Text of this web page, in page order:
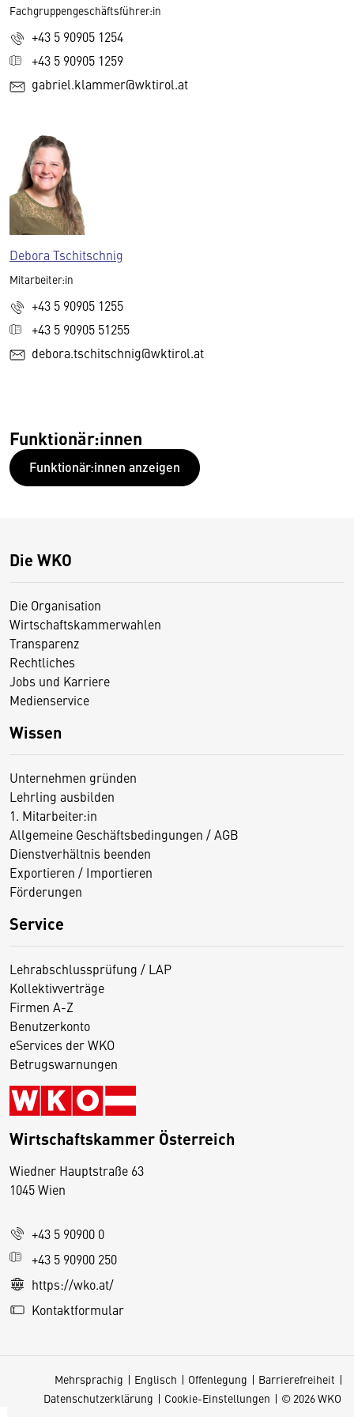
Fachgruppengeschäftsführer:in
+43 5 90905 1254
+43 5 90905 1259
gabriel.klammer@wktirol.at
Debora Tschitschnig
Mitarbeiter:in
+43 5 90905 1255
+43 5 90905 51255
debora.tschitschnig@wktirol.at
Funktionär:innen
Funktionär:innen anzeigen
Die WKO
Die Organisation
Wirtschaftskammerwahlen
Transparenz
Rechtliches
Jobs und Karriere
Medienservice
Wissen
Unternehmen gründen
Lehrling ausbilden
1. Mitarbeiter:in
Allgemeine Geschäftsbedingungen / AGB
Dienstverhältnis beenden
Exportieren / Importieren
Förderungen
Service
Lehrabschlussprüfung / LAP
Kollektivverträge
Firmen A-Z
Benutzerkonto
eServices der WKO
Betrugswarnungen
Wirtschaftskammer Österreich
Wiedner Hauptstraße 63
1045 Wien
+43 5 90900 0
+43 5 90900 250
https://wko.at/
Kontaktformular
Mehrsprachig Englisch Offenlegung
Barrierefreiheit
Datenschutzerklärung
Cookie-Einstellungen © 2026 WKO
D
s
e
S
e